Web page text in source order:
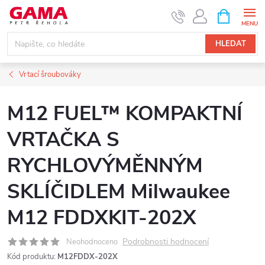
Přejít
obsah
HLEDAT
NÁKUPNÍ
KOŠÍK
Vrtací šroubováky
M12 FUEL™ KOMPAKTNÍ
VRTAČKA S
RYCHLOVÝMĚNNÝM
SKLÍČIDLEM Milwaukee
M12 FDDXKIT-202X
Neohodnoceno Podrobnosti hodnocení
Kód produktu: M12FDDX-202X